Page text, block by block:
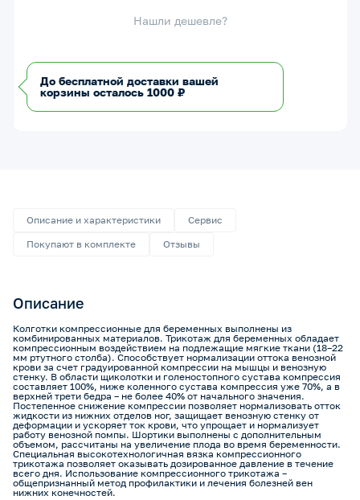
Нашли дешевле?
До бесплатной доставки вашей
корзины осталось 1000 ₽
Описание и характеристики
Сервис
Покупают в комплекте
Отзывы
Описание
Колготки компрессионные для беременных выполнены из
комбинированных материалов. Трикотаж для беременных обладает
компрессионным воздействием на подлежащие мягкие ткани (18–22
мм ртутного столба). Способствует нормализации оттока венозной
крови за счет градуированной компрессии на мышцы и венозную
стенку. В области щиколотки и голеностопного сустава компрессия
составляет 100%, ниже коленного сустава компрессия уже 70%, а в
верхней трети бедра – не более 40% от начального значения.
Постепенное снижение компрессии позволяет нормализовать отток
жидкости из нижних отделов ног, защищает венозную стенку от
деформации и ускоряет ток крови, что упрощает и нормализует
работу венозной помпы. Шортики выполнены с дополнительным
объемом, рассчитаны на увеличение плода во время беременности.
Специальная высокотехнологичная вязка компрессионного
трикотажа позволяет оказывать дозированное давление в течение
всего дня. Использование компрессионного трикотажа –
общепризнанный метод профилактики и лечения болезней вен
нижних конечностей.